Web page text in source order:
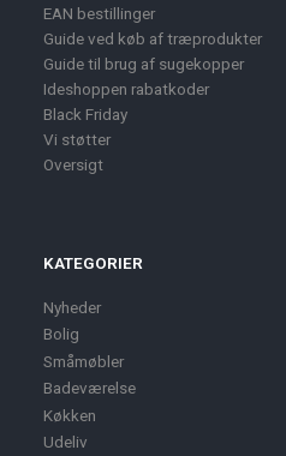
EAN bestillinger
Guide ved køb af træprodukter
Guide til brug af sugekopper
Ideshoppen rabatkoder
Black Friday
Vi støtter
Oversigt
KATEGORIER
Nyheder
Bolig
Småmøbler
Badeværelse
Køkken
Udeliv